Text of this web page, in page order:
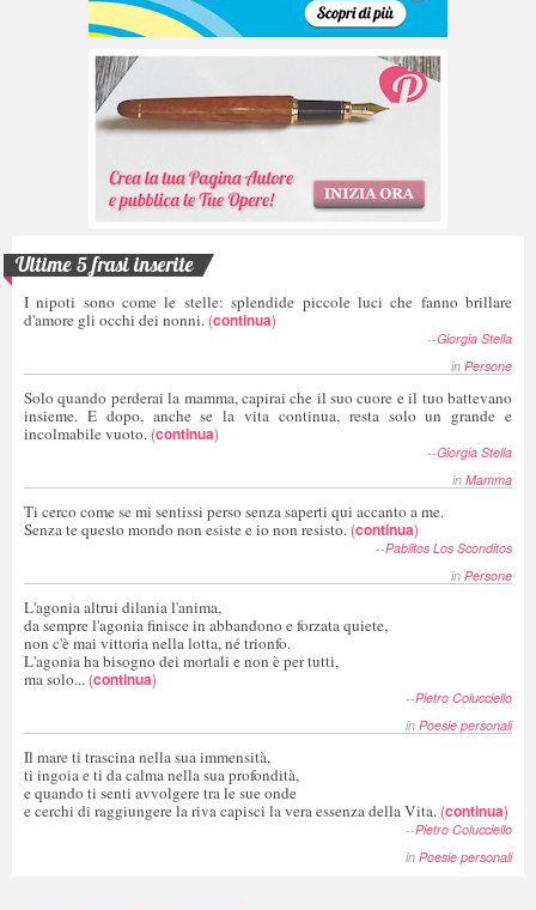
Ultime 5 frasi inserite
I nipoti sono come le stelle: splendide piccole luci che fanno brillare
d'amore gli occhi dei nonni. (continua)
--Giorgia Stella
in Persone
Solo quando perderai la mamma, capirai che il suo cuore e il tuo battevano
insieme. E dopo, anche se la vita continua, resta solo un grande e
incolmabile vuoto. (continua)
--Giorgia Stella
in Mamma
Ti cerco come se mi sentissi perso senza saperti qui accanto a me.
Senza te questo mondo non esiste e io non resisto. (continua)
--Pablitos Los Sconditos
in Persone
L'agonia altrui dilania l'anima,
da sempre l'agonia finisce in abbandono e forzata quiete,
non c'è mai vittoria nella lotta, né trionfo.
L'agonia ha bisogno dei mortali e non è per tutti,
ma solo... (continua)
--Pietro Colucciello
in Poesie personali
Il mare ti trascina nella sua immensità,
ti ingoia e ti da calma nella sua profondità,
e quando ti senti avvolgere tra le sue onde
e cerchi di raggiungere la riva capisci la vera essenza della Vita. (continua)
--Pietro Colucciello
in Poesie personali